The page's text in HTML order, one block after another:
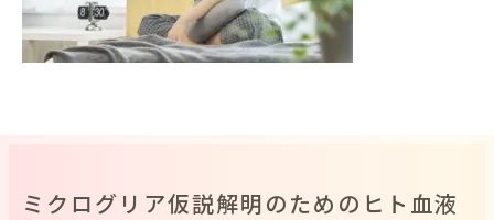
ミクログリア仮説解明のためのヒト血液